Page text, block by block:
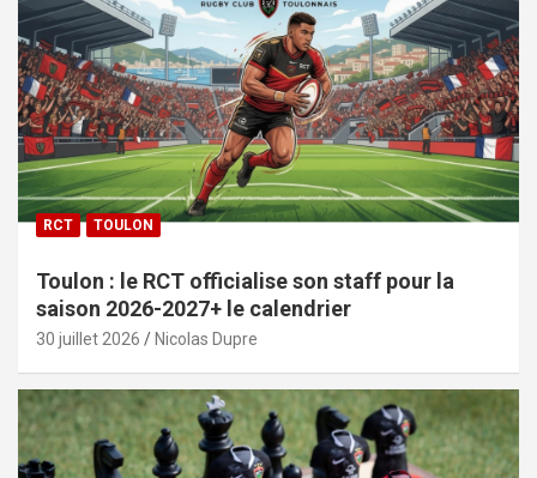
RCT TOULON
Toulon : le RCT officialise son staff pour la
saison 2026-2027+ le calendrier
30 juillet 2026 Nicolas Dupre